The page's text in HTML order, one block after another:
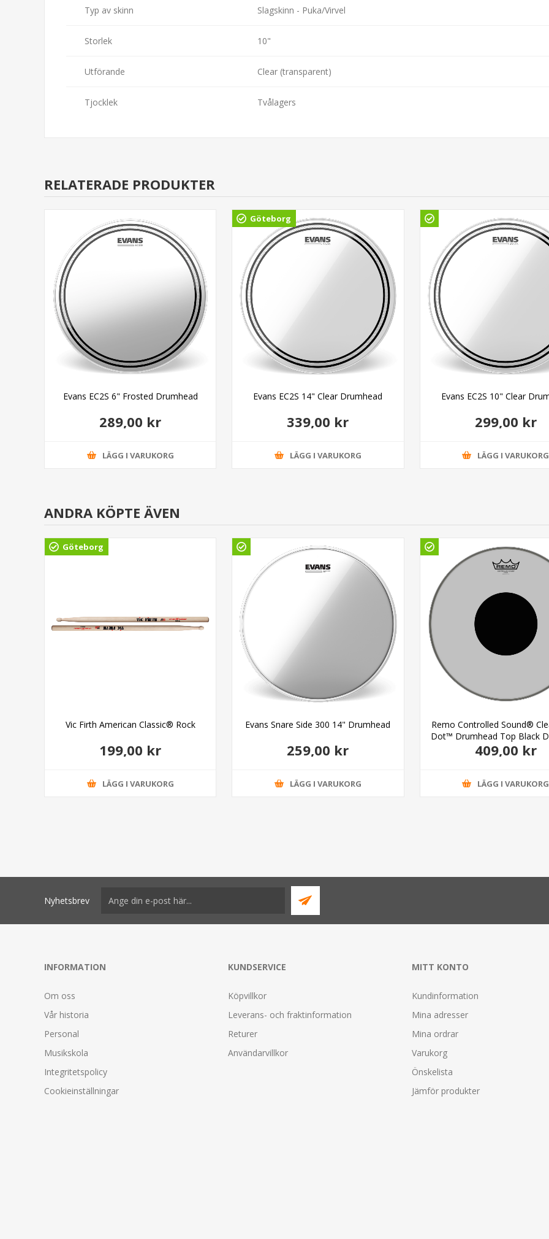
Typ av skinn Slagskinn - Puka/Virvel
Storlek 10"
Utförande Clear (transparent)
Tjocklek Tvålagers
RELATERADE PRODUKTER
Evans EC2S 6" Frosted Drumhead
289,00 kr
LÄGG I VARUKORG
Göteborg
Evans EC2S 14" Clear Drumhead
339,00 kr
LÄGG I VARUKORG
Evans EC2S 10" Clear
299,00 kr
LÄGG I VARUKORG
ANDRA KÖPTE ÄVEN
Göteborg
Vic Firth American Classic® Rock
199,00 kr
LÄGG I VARUKORG
Evans Snare Side 300 14" Drumhead
259,00 kr
LÄGG I VARUKORG
Remo Controlled Sound®
Dot™ Drumhead Top Black
409,00 kr
LÄGG I VARUKORG
Nyhetsbrev
INFORMATION
Om oss
Vår historia
Personal
Musikskola
Integritetspolicy
Cookieinställningar
KUNDSERVICE
Köpvillkor
Leverans- och fraktinformation
Returer
Användarvillkor
MITT KONTO
Kundinformation
Mina adresser
Mina ordrar
Varukorg
Önskelista
Jämför produkter